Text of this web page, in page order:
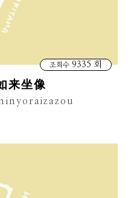
조회수9335 회
来坐像